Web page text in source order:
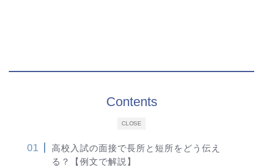
CLOSE
Contents
高校入試の面接で長所と短所をどう伝え
る？【例文で解説】